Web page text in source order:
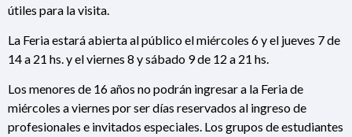
útiles para la visita.
La Feria estará abierta al público el miércoles 6 y el jueves 7 de
14 a 21 hs. y el viernes 8 y sábado 9 de 12 a 21 hs.
Los menores de 16 años no podrán ingresar a la Feria de
miércoles a viernes por ser días reservados al ingreso de
profesionales e invitados especiales. Los grupos de estudiantes